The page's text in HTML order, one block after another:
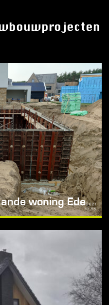
woning Ede